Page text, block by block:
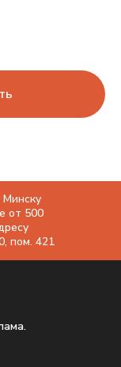
Минску
от 500
пом. 421